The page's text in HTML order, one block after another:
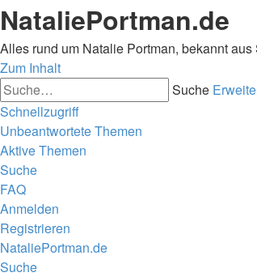
NataliePortman.de
Alles rund um Natalie Portman, bekannt
Zum Inhalt
Suche
Schnellzugriff
Unbeantwortete Themen
Aktive Themen
Suche
FAQ
Anmelden
Registrieren
NataliePortman.de
Suche